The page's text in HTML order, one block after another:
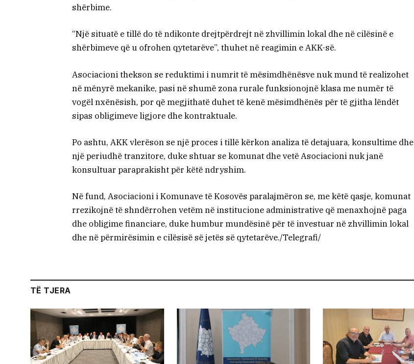
shërbime.
“Një situatë e tillë do të ndikonte drejtpërdrejt në zhvillimin lokal dhe në cilësinë e
shërbimeve që u ofrohen qytetarëve”, thuhet në reagimin e AKK-së.
Asociacioni thekson se reduktimi i numrit të mësimdhënësve nuk mund të realizohet
në mënyrë mekanike, pasi në shumë zona rurale funksionojnë klasa me numër të
vogël nxënësish, por që megjithatë duhet të kenë mësimdhënës për të gjitha lëndët
sipas obligimeve ligjore dhe kontraktuale.
Po ashtu, AKK vlerëson se një proces i tillë kërkon analiza të detajuara, konsultime dhe
një periudhë tranzitore, duke shtuar se komunat dhe vetë Asociacioni nuk janë
konsultuar paraprakisht për këtë ndryshim.
Në fund, Asociacioni i Komunave të Kosovës paralajmëron se, me këtë qasje, komunat
rrezikojnë të shndërrohen vetëm në institucione administrative që menaxhojnë paga
dhe obligime financiare, duke humbur mundësinë për të investuar në zhvillimin lokal
dhe në përmirësimin e cilësisë së jetës së qytetarëve./Telegrafi/
TË TJERA